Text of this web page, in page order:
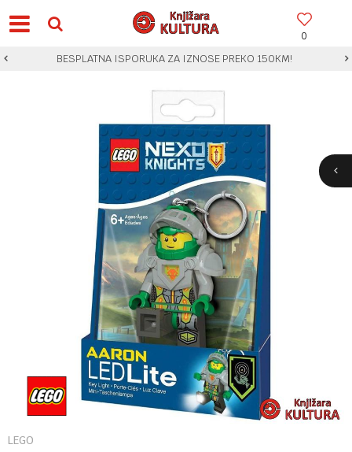
0
BESPLATNA ISPORUKA ZA IZNOSE PREKO 150KM!
LEGO